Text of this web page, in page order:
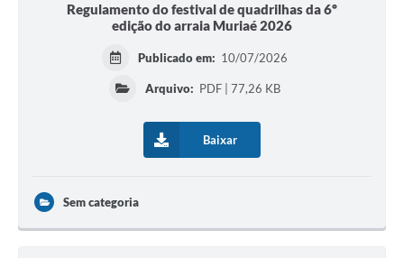
Regulamento do festival de quadrilhas da 6º
edição do arraia Muriaé 2026
Publicado em: 10/07/2026
Arquivo: PDF | 77,26 KB
Baixar
Sem categoria